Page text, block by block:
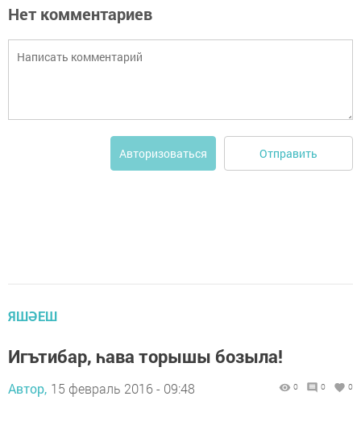
Нет комментариев
Авторизоваться Отправить
ЯШӘЕШ
Игътибар, һава торышы бозыла!
Автор, 15 февраль 2016 - 09:48 0 0 0